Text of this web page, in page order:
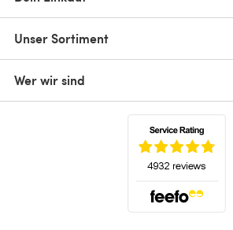
Unser Sortiment
Wer wir sind